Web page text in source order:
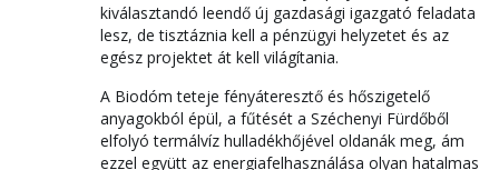
kiválasztandó leendő új gazdasági igazgató feladata
lesz, de tisztáznia kell a pénzügyi helyzetet és az
egész projektet át kell világítania.
A Biodóm teteje fényáteresztő és hőszigetelő
anyagokból épül, a fűtését a Széchenyi Fürdőből
elfolyó termálvíz hulladékhőjével oldanák meg, ám
ezzel együtt az energiafelhasználása olyan hatalmas